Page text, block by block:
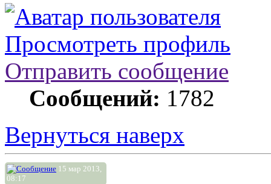
Просмотреть профиль
Отправить сообщение
Сообщений: 1782
Вернуться наверх
15 мар 2013,
08:17